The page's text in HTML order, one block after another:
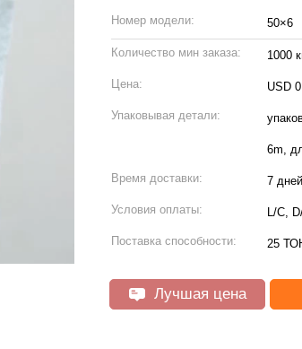
Номер модели: 50×6
Количество мин заказа: 1000
Цена: USD
Упаковывая детали:
6m,
Время доставки: 7 дней
Условия оплаты: L/C,
Поставка способности: 25
Лучшая цена